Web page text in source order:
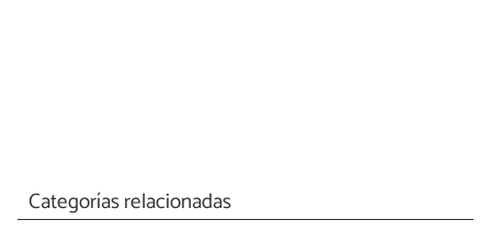
Categorías relacionadas